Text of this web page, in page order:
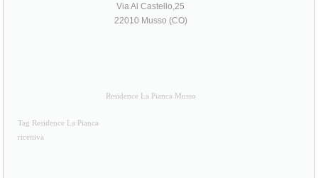
Via Al Castello,25
22010 Musso (CO)
Residence La Pianca Musso
Tag Residence La Pianca
ricettiva